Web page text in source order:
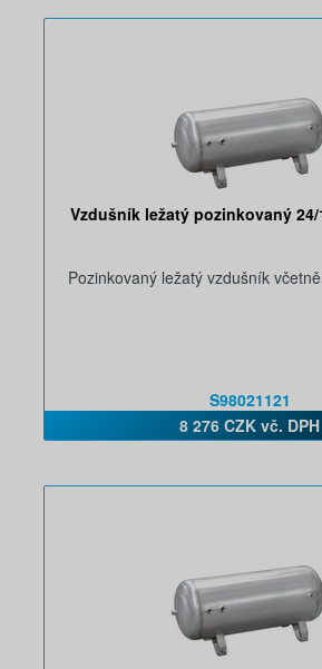
Vzdušník ležatý pozinkovaný
Pozinkovaný ležatý vzdušník
S98021121
8 276 CZK vč. DPH